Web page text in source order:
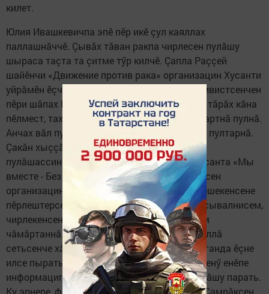
килет.
Юлия Ивашкевичпа эпӗ пӗр икӗ çул каяллах
паллашнăччӗ. Çывăх тăван ракпа чирлесен пулăшу
шыраса таçта та çитме тӳр килчӗ. Çапла Раççей
шайӗнчи «Движение против рака» организацин Хусанти
уйрăмӗн ӗçченӗсемпе паллашма тиврӗ. Активистсенчен
пӗри шăпах Юлияччӗ. Рак çинчен вăл сăмах тăрăх кăна
пӗлмест, тахçан ăна çак хăрушă диагноза лартнă пулнă.
Анчах вăл пуç усман, хăрушă чире çӗнтерме пултарнă.
Çакăн хыççăн вăл хăй пурнăçне чирлисене
пулăшассине халалланă. Пӗр çул каялла Хусанта «Мы
вместе - Без бергэ» пациентсемпе волонтерсен
организацине йӗркелесе янă, вăл ракпа кӗрешекенсене
пӗрлештерсе тăрать. Организацире чиртен сывалнисем,
чирлекенсен çемье пайташӗсем, юлташӗсем
чăмăртаннă. Паян вăл активлă ӗçлет, социаллă
сетьсенче хăйсен страницисене уçса пропаганда ӗçне
илсе пырать. Диагноз лартнă çынсене сипленӳ енӗпе
информаципе тивӗçтерет, психологилле пулăшу парать.
Ку эрнере, февралӗн 13-мӗ­шӗнче «Ак Барс» Çамрăксен